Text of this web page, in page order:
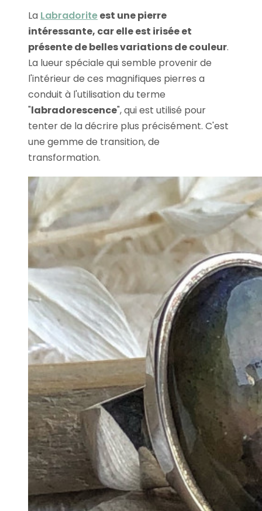
La Labradoriteest une pierre
intéressante, car elle est irisée et
présente de belles variations de couleur.
La lueur spéciale qui semble provenir de
l'intérieur de ces magnifiques pierres a
conduit à l'utilisation du terme
"labradorescence", qui est utilisé pour
tenter de la décrire plus précisément. C'est
une gemme de transition, de
transformation.